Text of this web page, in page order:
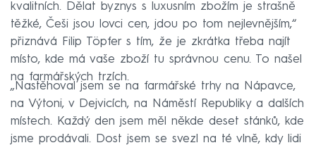
kvalitních. Dělat byznys s luxusním zbožím je strašně
těžké, Češi jsou lovci cen, jdou po tom nejlevnějším,“
přiznává Filip Töpfer s tím, že je zkrátka třeba najít
místo, kde má vaše zboží tu správnou cenu. To našel
na farmářských trzích.
„Nastěhoval jsem se na farmářské trhy na Nápavce,
na Výtoni, v Dejvicích, na Náměstí Republiky a dalších
místech. Každý den jsem měl někde deset stánků, kde
jsme prodávali. Dost jsem se svezl na té vlně, kdy lidi